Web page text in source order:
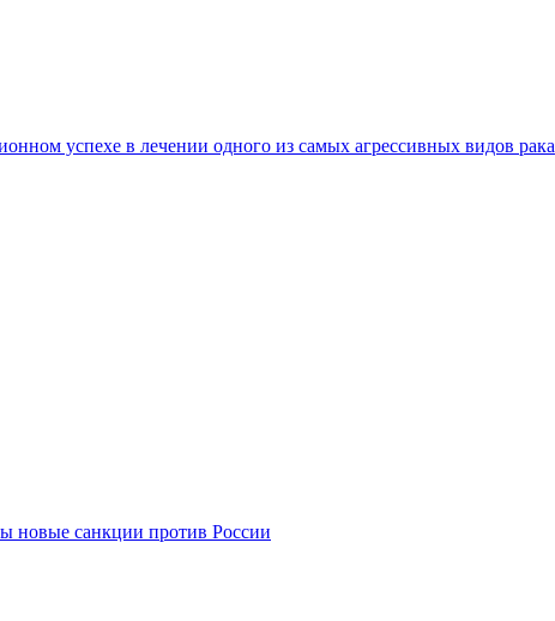
успехе в лечении одного из самых агрессивных видов рака
новые санкции против России